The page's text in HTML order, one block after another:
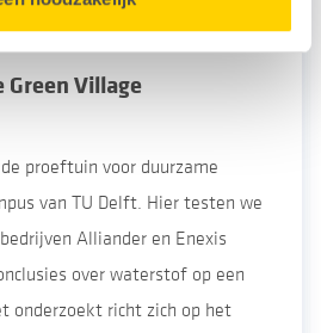
Green Village
proeftuin voor duurzame
van TU Delft. Hier testen we
Alliander en Enexis
over waterstof op een
onderzoekt richt zich op het